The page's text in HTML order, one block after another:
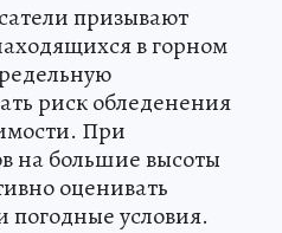
призывают
в горном
риск обледенения
При
на большие высоты
оценивать
условия.